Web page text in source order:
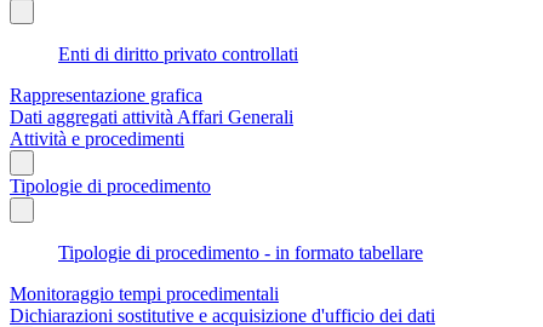
Enti di diritto privato controllati
Rappresentazione grafica
Dati aggregati attività Affari Generali
Attività e procedimenti
Tipologie di procedimento
Tipologie di procedimento - in formato tabellare
Monitoraggio tempi procedimentali
Dichiarazioni sostitutive e acquisizione d'ufficio dei dati